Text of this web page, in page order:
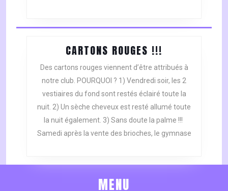
CARTONS ROUGES !!!
ROUGES
!!!
Des cartons rouges viennent d’être attribués à
notre club. POURQUOI ? 1) Vendredi soir, les 2
vestiaires du fond sont restés éclairé toute la
nuit. 2) Un sèche cheveux est resté allumé toute
la nuit également. 3) Sans doute la palme !!!
Samedi après la vente des brioches, le gymnase
MENU